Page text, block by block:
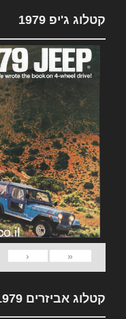
קטלוג ג'יפ 1979
«
‹
קטלוג אביזרים 1979 Jeep